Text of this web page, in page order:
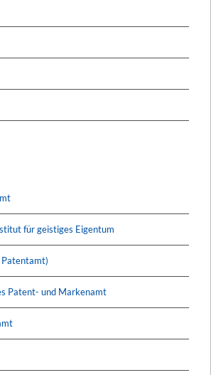
für geistiges Eigentum
Patentamt)
Patent- und Markenamt